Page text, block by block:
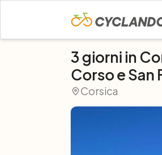
3 giorni in
Corso e San
Corsica